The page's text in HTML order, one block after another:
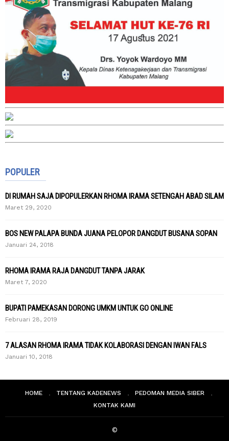
POPULER
DI RUMAH SAJA DIPOPULERKAN RHOMA IRAMA SETENGAH ABAD SILAM
Maret 29, 2020
BOS NEW PALAPA BUNDA JUANA PELOPOR DANGDUT BUSANA SOPAN
Januari 24, 2018
RHOMA IRAMA RAJA DANGDUT TANPA JARAK
Maret 7, 2020
BUPATI PAMEKASAN DORONG UMKM UNTUK GO ONLINE
Februari 28, 2019
7 ALASAN RHOMA IRAMA TIDAK KOLABORASI DENGAN IWAN FALS
Januari 10, 2018
HOME TENTANG KADENEWS
PEDOMAN MEDIA SIBER
KONTAK KAMI
©